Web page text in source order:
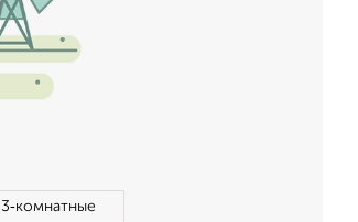
3‑комнатные